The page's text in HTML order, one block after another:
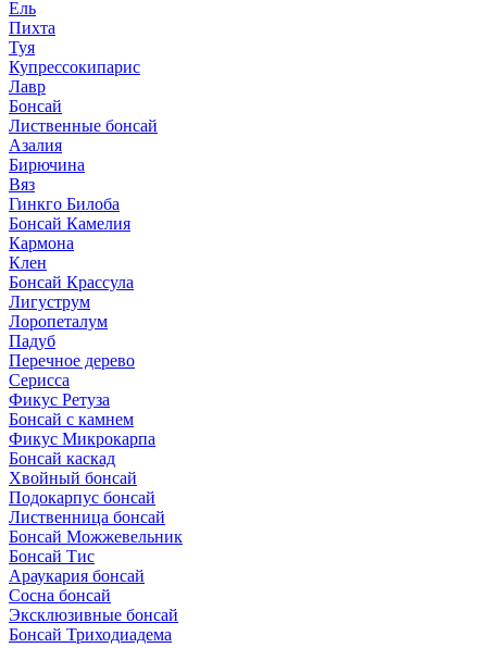
Ель
Пихта
Туя
Купрессокипарис
Лавр
Бонсай
Лиственные бонсай
Азалия
Бирючина
Вяз
Гинкго Билоба
Бонсай Камелия
Кармона
Клен
Бонсай Крассула
Лигуструм
Лоропеталум
Падуб
Перечное дерево
Серисса
Фикус Ретуза
Бонсай с камнем
Фикус Микрокарпа
Бонсай каскад
Хвойный бонсай
Подокарпус бонсай
Лиственница бонсай
Бонсай Можжевельник
Бонсай Тис
Араукария бонсай
Сосна бонсай
Эксклюзивные бонсай
Бонсай Триходиадема